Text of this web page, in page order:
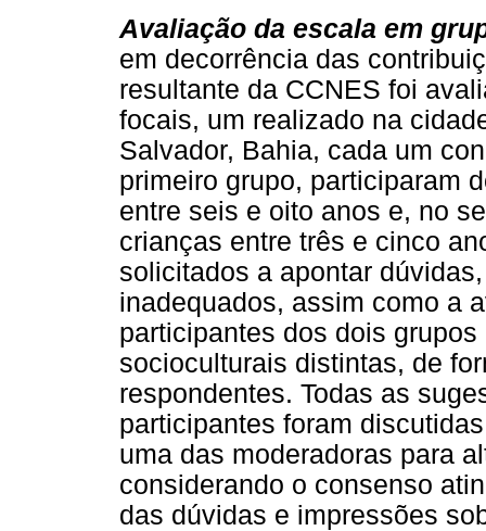
Avaliação da escala em
em decorrência das
resultante da CCNES foi
focais, um realizado na
Salvador, Bahia, cada um
primeiro grupo, participaram
entre seis e oito anos e, no
crianças entre três e cinco
solicitados a apontar
inadequados, assim como a
participantes dos dois
socioculturais distintas, de
respondentes. Todas as
participantes foram
uma das moderadoras para
considerando o consenso
das dúvidas e impressões